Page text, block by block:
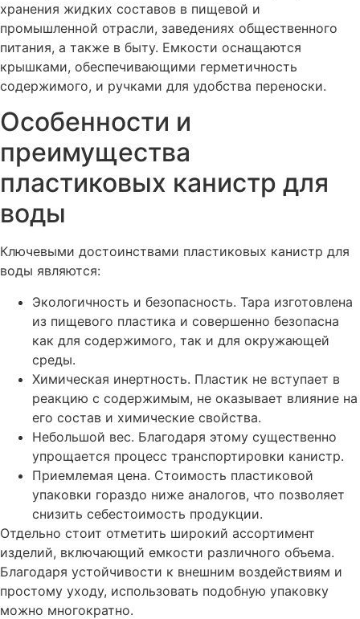
хранения жидких составов в пищевой и
промышленной отрасли, заведениях общественного
питания, а также в быту. Емкости оснащаются
крышками, обеспечивающими герметичность
содержимого, и ручками для удобства переноски.
Особенности и
преимущества
пластиковых канистр для
воды
Ключевыми достоинствами пластиковых канистр для
воды являются:
Экологичность и безопасность. Тара изготовлена
из пищевого пластика и совершенно безопасна
как для содержимого, так и для окружающей
среды.
Химическая инертность. Пластик не вступает в
реакцию с содержимым, не оказывает влияние на
его состав и химические свойства.
Небольшой вес. Благодаря этому существенно
упрощается процесс транспортировки канистр.
Приемлемая цена. Стоимость пластиковой
упаковки гораздо ниже аналогов, что позволяет
снизить себестоимость продукции.
Отдельно стоит отметить широкий ассортимент
изделий, включающий емкости различного объема.
Благодаря устойчивости к внешним воздействиям и
простому уходу, использовать подобную упаковку
можно многократно.